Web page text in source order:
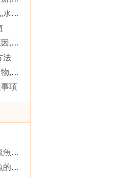
養魚要注意水質的變化,水質的因素對觀賞魚的影響
招財魚不吃東西五種原因,適合混養體型比招財魚大的
法
了解金魚最喜歡吃的食物,金魚飼料如何選擇
項
跟龍魚混養的六種魚,龍魚混養的注意事項
神仙魚飼養方法,神仙魚的飼養環境